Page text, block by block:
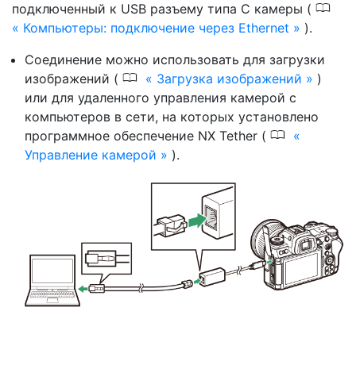
подключенный к USB разъему типа C камеры ( 0
Компьютеры: подключение через Ethernet
).
Соединение можно использовать для загрузки
изображений ( 0 Загрузка изображений
)
или для удаленного управления камерой с
компьютеров в сети, на которых установлено
программное обеспечение NX Tether ( 0
Управление камерой ).